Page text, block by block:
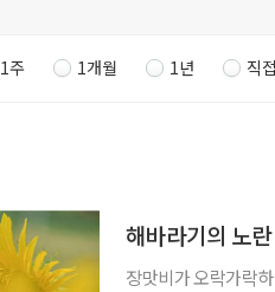
1주 1개월 1년 직
해바라기의 노
장맛비가 오락가락